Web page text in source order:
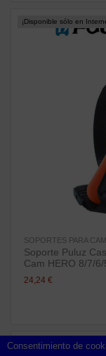
¡Disponible sólo en
SOPORTES PARA
Soporte Puluz
Cam HERO 8/7/6/
24,24 €
¡Disponible sólo en
Consentimiento de